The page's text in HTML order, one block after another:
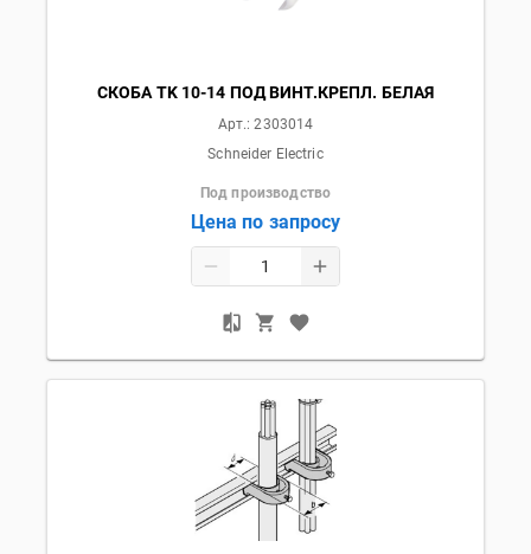
СКОБА TK 10-14 ПОД ВИНТ.КРЕПЛ. БЕЛАЯ
Арт.:2303014
Schneider Electric
Под производство
Цена по запросу